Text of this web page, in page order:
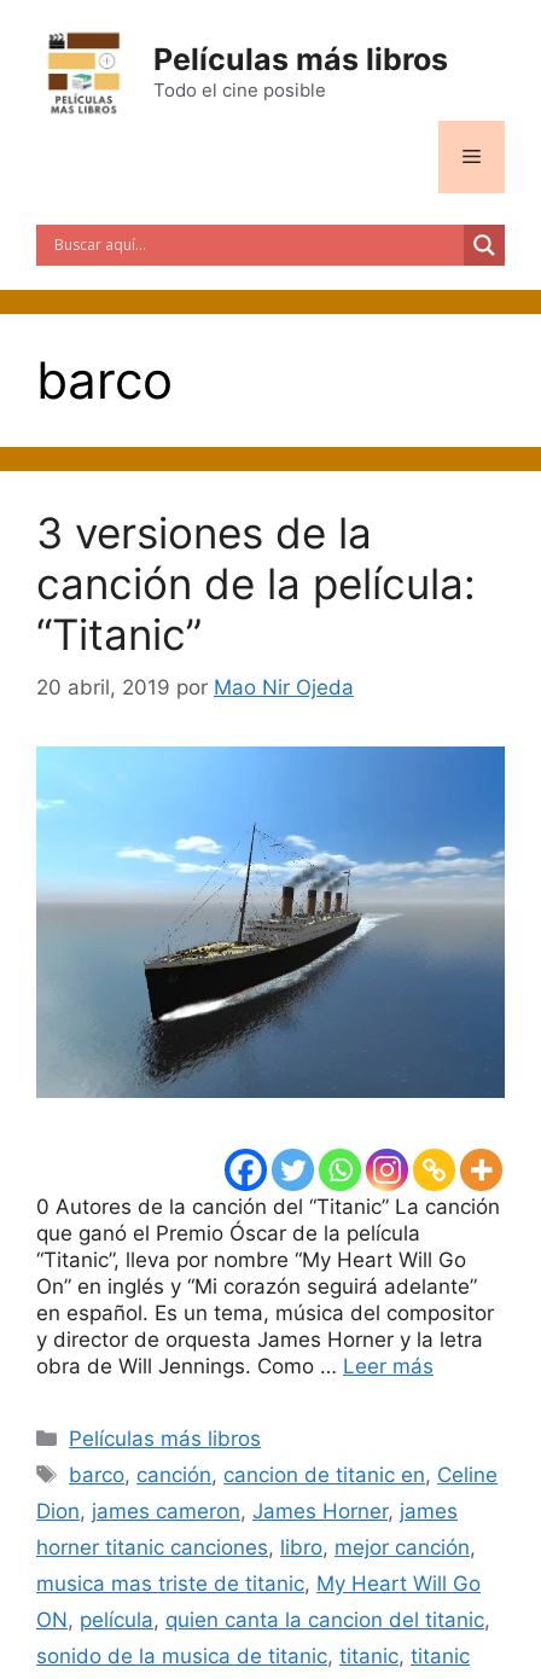
contenido
Películas más libros
Todo el cine posible
Menú
barco
3 versiones de la
canción de la película:
“Titanic”
20 abril, 2019 por Mao Nir Ojeda
0 Autores de la canción del “Titanic” La canción
que ganó el Premio Óscar de la película
“Titanic”, lleva por nombre “My Heart Will Go
On” en inglés y “Mi corazón seguirá adelante”
en español. Es un tema, música del compositor
y director de orquesta James Horner y la letra
obra de Will Jennings. Como … Leer más
Categorías
Películas más libros
Etiquetas
barco, canción, cancion de titanic en, Celine
Dion, james cameron, James Horner, james
horner titanic canciones, libro, mejor canción,
musica mas triste de titanic, My Heart Will Go
ON, película, quien canta la cancion del titanic,
sonido de la musica de titanic, titanic, titanic